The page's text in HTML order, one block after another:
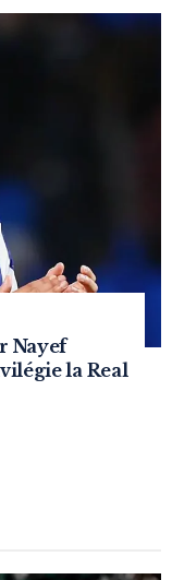
Nayef
la Real